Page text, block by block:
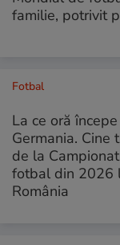
familie, potrivit
Fotbal
La ce oră
Germania. Cine
de la
fotbal din 2026
România